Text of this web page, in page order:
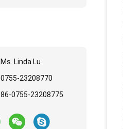
Ms. Linda Lu
0755-23208770
86-0755-23208775